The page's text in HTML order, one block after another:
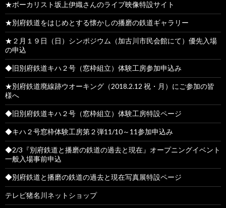
★ボーカリスト坂上伊織さんのライブ映像特設サイト
★別府鉄道をはじめとする懐かしの播磨の鉄道ギャラリー
★２月１９日（日）シンポジウム（加古川市民会館にて）優先入場
の申込
◆旧別府鉄道キハ２号（窓枠組立）体験工房参加申込み
★別府鉄道廃線跡ウオーキング（2018.2.12 祝・月）にご参加の皆
様へ
◆旧別府鉄道キハ２号（窓枠組立）体験工房特設ページ
◆キハ２号窓枠体験工房第２弾11/10～11参加申込み
◆2/3『別府鉄道と播磨の鉄道の過去と現在』オープニングイベント
一般入場事前申込
◆別府鉄道と播磨の鉄道の過去と現在写真展特設ページ
テレビ猪名川ネットショップ